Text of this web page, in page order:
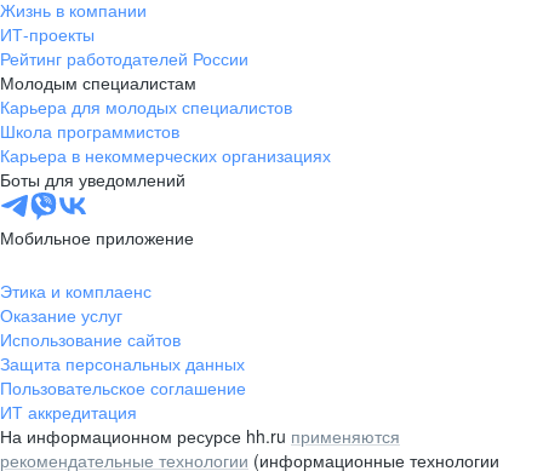
Жизнь в компании
ИТ-проекты
Рейтинг работодателей России
Молодым специалистам
Карьера для молодых специалистов
Школа программистов
Карьера в некоммерческих организациях
Боты для уведомлений
Мобильное приложение
Этика и комплаенс
Оказание услуг
Использование сайтов
Защита персональных данных
Пользовательское соглашение
ИТ аккредитация
На информационном ресурсе hh.ru применяются
рекомендательные технологии (информационные технологии